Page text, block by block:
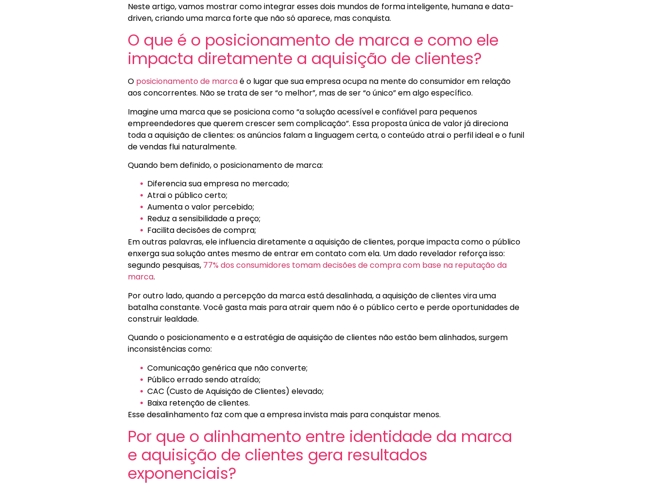
Neste artigo, vamos mostrar como integrar esses dois mundos de forma inteligente, humana e data-
driven, criando uma marca forte que não só aparece, mas conquista.
O que é o posicionamento de marca e como ele
impacta diretamente a aquisição de clientes?
O posicionamento de marcaé o lugar que sua empresa ocupa na mente do consumidor em relação
aos concorrentes. Não se trata de ser “o melhor”, mas de ser “o único” em algo específico.
Imagine uma marca que se posiciona como “a solução acessível e confiável para pequenos
empreendedores que querem crescer sem complicação”. Essa proposta única de valor já direciona
toda a aquisição de clientes: os anúncios falam a linguagem certa, o conteúdo atrai o perfil ideal e o funil
de vendas flui naturalmente.
Quando bem definido, o posicionamento de marca:
Diferencia sua empresa no mercado;
Atrai o público certo;
Aumenta o valor percebido;
Reduz a sensibilidade a preço;
Facilita decisões de compra;
Em outras palavras, ele influencia diretamente a aquisição de clientes, porque impacta como o público
enxerga sua solução antes mesmo de entrar em contato com ela. Um dado revelador reforça isso:
segundo pesquisas, 77% dos consumidores tomam decisões de compra com base na reputação da
marca.
Por outro lado, quando a percepção da marca está desalinhada, a aquisição de clientes vira uma
batalha constante. Você gasta mais para atrair quem não é o público certo e perde oportunidades de
construir lealdade.
Quando o posicionamento e a estratégia de aquisição de clientes não estão bem alinhados, surgem
inconsistências como:
Comunicação genérica que não converte;
Público errado sendo atraído;
CAC (Custo de Aquisição de Clientes) elevado;
Baixa retenção de clientes.
Esse desalinhamento faz com que a empresa invista mais para conquistar menos.
Por que o alinhamento entre identidade da marca
e aquisição de clientes gera resultados
exponenciais?